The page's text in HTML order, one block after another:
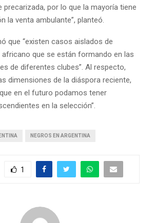
por lo que la mayoría tiene
la venta ambulante”, planteó.
que “existen casos aislados de
africano que se están formando en las
de diferentes clubes”. Al respecto,
dimensiones de la diáspora reciente,
en el futuro podamos tener
en la selección”.
NEGROS EN ARGENTINA
1